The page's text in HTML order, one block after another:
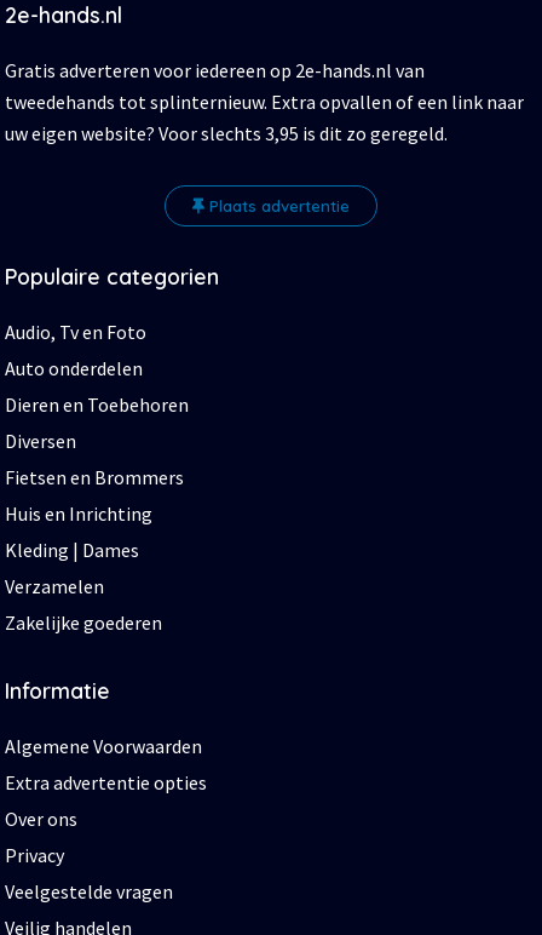
2e-hands.nl
Gratis adverteren voor iedereen op 2e-hands.nl van
tweedehands tot splinternieuw. Extra opvallen of een link naar
uw eigen website? Voor slechts 3,95 is dit zo geregeld.
Plaats advertentie
Populaire categorien
Audio, Tv en Foto
Auto onderdelen
Dieren en Toebehoren
Diversen
Fietsen en Brommers
Huis en Inrichting
Kleding | Dames
Verzamelen
Zakelijke goederen
Informatie
Algemene Voorwaarden
Extra advertentie opties
Over ons
Privacy
Veelgestelde vragen
Veilig handelen